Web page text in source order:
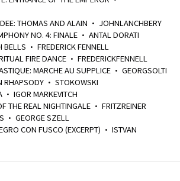
THOMAS AND ALAIN • JOHNLANCHBERY
NO. 4: FINALE • ANTAL DORATI
BELLS • FREDERICK FENNELL
FIRE DANCE • FREDERICKFENNELL
MARCHE AU SUPPLICE • GEORGSOLTI
RHAPSODY • STOKOWSKI
• IGOR MARKEVITCH
THE REAL NIGHTINGALE • FRITZREINER
• GEORGE SZELL
CON FUSCO (EXCERPT) • ISTVAN